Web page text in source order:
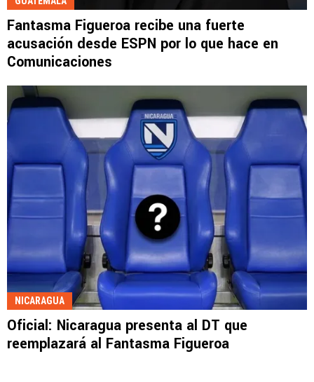
Fantasma Figueroa recibe una fuerte
acusación desde ESPN por lo que hace en
Comunicaciones
NICARAGUA
Oficial: Nicaragua presenta al DT que
reemplazará al Fantasma Figueroa